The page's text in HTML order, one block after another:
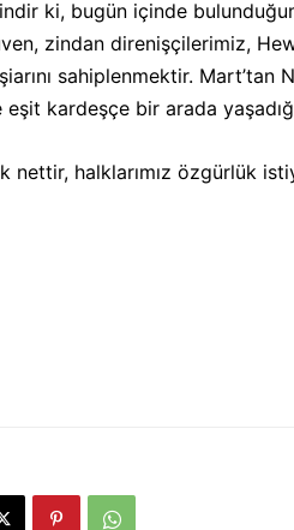
ki, bugün içinde
zindan direnişçilerimiz,
şiarını sahiplenmektir. Mart’tan
kardeşçe bir arada
nettir, halklarımız özgürlük